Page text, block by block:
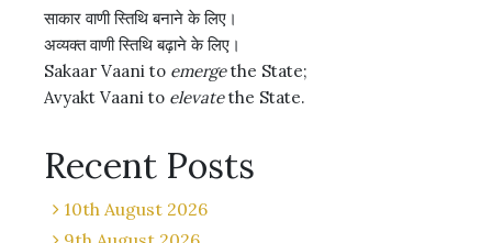
साकार वाणी स्तिथि बनाने के लिए।
अव्यक्त वाणी स्तिथि बढ़ाने के लिए।
Sakaar Vaani to emergethe State;
Avyakt Vaani to elevatethe State.
Recent Posts
10th August 2026